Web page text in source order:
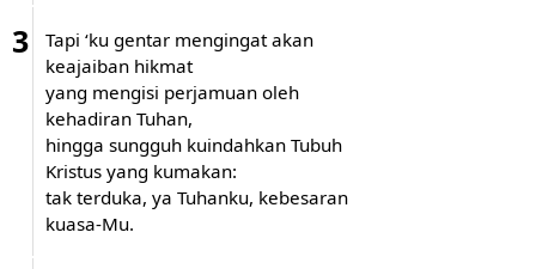
3
Tapi ‘ku gentar mengingat akan
keajaiban hikmat
yang mengisi perjamuan oleh
kehadiran Tuhan,
hingga sungguh kuindahkan Tubuh
Kristus yang kumakan:
tak terduka, ya Tuhanku, kebesaran
kuasa-Mu.